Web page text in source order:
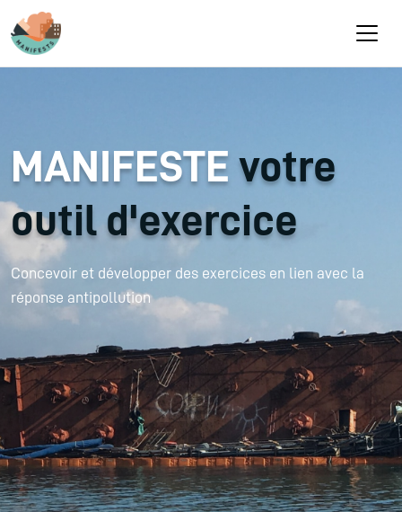
Aller au contenu principal
MANIFESTE votre
outil d'exercice
Concevoir et développer des exercices en lien avec la
réponse antipollution